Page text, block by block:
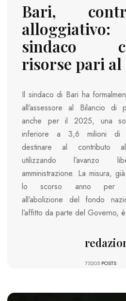
Bari,
sindaco
risorse pari al
Il sindaco di Bari ha
all’assessore al Bilancio di
anche per il 2025, una
inferiore a 3,6 milioni di
destinare al contributo
utilizzando l’avanzo
amministrazione. La misura,
lo scorso anno per
all’abolizione del fondo
l’affitto da parte del Governo,
75205 POSTS